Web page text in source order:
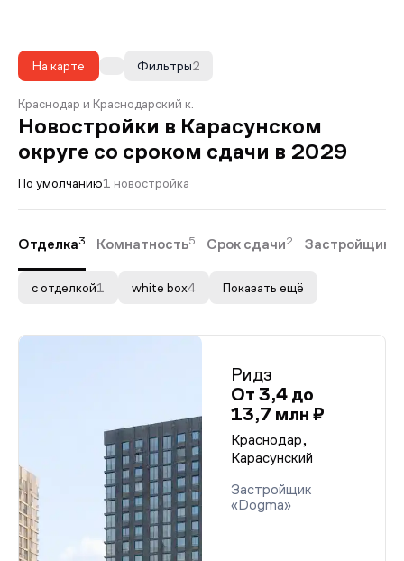
На карте 2
Фильтры
Краснодар и Краснодарский к.
Новостройки в Карасунском
округе со сроком сдачи в 2029
По умолчанию1 новостройка
Отделка3 Комнатность5 Срок сдачи2 Застройщики
с отделкой1 white box4 Показать ещё
Ридз
От 3,4 до
13,7 млн ₽
Краснодар,
Карасунский
Застройщик
«Dogma»